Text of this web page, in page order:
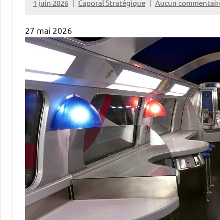
1 juin 2026 Caporal Stratégique Aucun
27 mai 2026